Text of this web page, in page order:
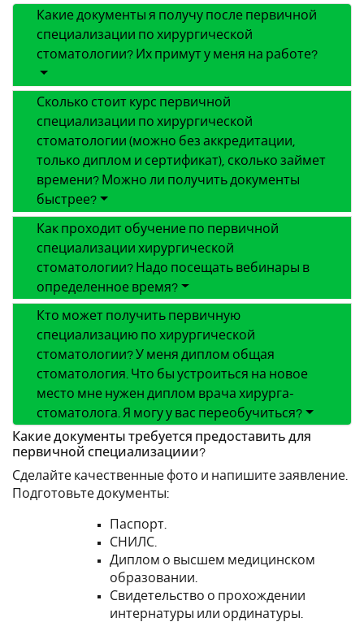
Какие документы я получу после первичной
специализации по хирургической
стоматологии? Их примут у меня на работе?
Сколько стоит курс первичной
специализации по хирургической
стоматологии (можно без аккредитации,
только диплом и сертификат), сколько займет
времени? Можно ли получить документы
быстрее?
Как проходит обучение по первичной
специализации хирургической
стоматологии? Надо посещать вебинары в
определенное время?
Кто может получить первичную
специализацию по хирургической
стоматологии? У меня диплом общая
стоматология. Что бы устроиться на новое
место мне нужен диплом врача хирурга-
стоматолога. Я могу у вас переобучиться?
Какие документы требуется предоставить для
первичной специализациии?
Сделайте качественные фото и напишите заявление.
Подготовьте документы:
Паспорт.
СНИЛС.
Диплом о высшем медицинском
образовании.
Свидетельство о прохождении
интернатуры или ординатуры.